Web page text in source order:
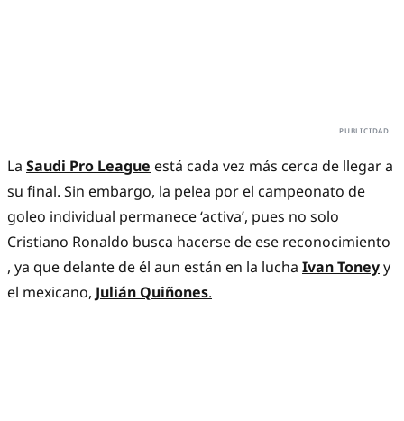
La Saudi Pro League está cada vez más cerca de llegar a
su final. Sin embargo, la pelea por el campeonato de
goleo individual permanece ‘activa’, pues no solo
Cristiano Ronaldo busca hacerse de ese reconocimiento
, ya que delante de él aun están en la lucha Ivan Toneyy
el mexicano, Julián Quiñones.